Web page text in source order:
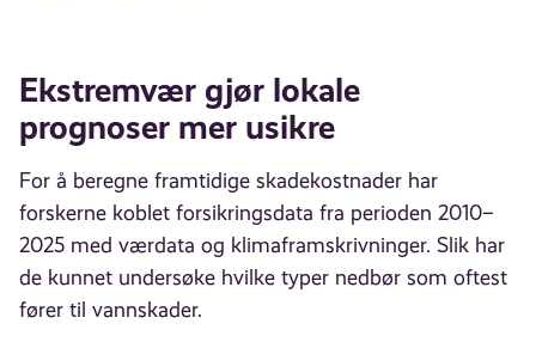
Ekstremvær gjør lokale
prognoser mer usikre
For å beregne framtidige skadekostnader har
forskerne koblet forsikringsdata fra perioden 2010–
2025 med værdata og klimaframskrivninger. Slik har
de kunnet undersøke hvilke typer nedbør som oftest
fører til vannskader.